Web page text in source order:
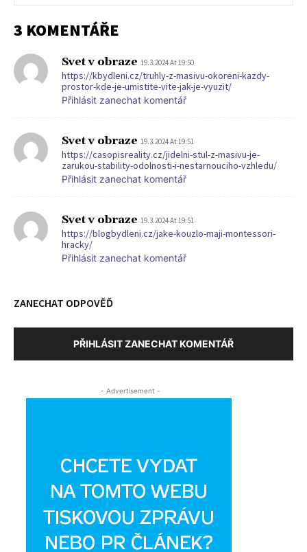
3 KOMENTÁŘE
Svet v obraze 19.3.2024 At 19:50
https://kbydleni.cz/truhly-z-masivu-okoreni-kazdy-
prostor-kde-je-umistite-vite-jak-je-vyuzit/
Přihlásit zanechat komentář
Svet v obraze 19.3.2024 At 19:51
https://casopisreality.cz/jidelni-stul-z-masivu-je-
zarukou-stability-odolnosti-i-nestarnouciho-vzhledu/
Přihlásit zanechat komentář
Svet v obraze 19.3.2024 At 19:51
https://blogbydleni.cz/jake-kouzlo-maji-montessori-
hracky/
Přihlásit zanechat komentář
ZANECHAT ODPOVĚĎ
PŘIHLÁSIT ZANECHAT KOMENTÁŘ
- Advertisement -